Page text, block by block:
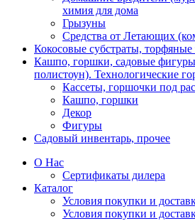
химия для дома
Грызуны
Средства от Летающих
Кокосовые субстраты, торфяные
Кашпо, горшки, садовые фигуры
полистоун). Технологические
Кассеты, горшочки под
Кашпо, горшки
Декор
Фигуры
Садовый инвентарь, прочее
О Нас
Сертификаты дилера
Каталог
Условия покупки и
Условия покупки и